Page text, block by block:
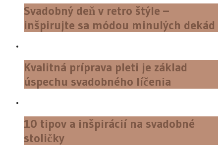
Svadobný deň v retro štýle –
inšpirujte sa módou minulých dekád
Kvalitná príprava pleti je základ
úspechu svadobného líčenia
10 tipov a inšpirácií na svadobné
stoličky